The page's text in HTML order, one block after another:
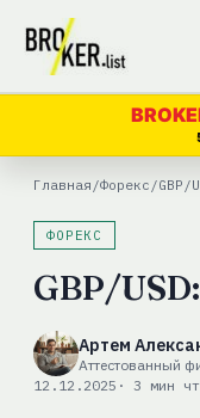
Перейти
содержимому
Главная /Форекс /
ФОРЕКС
GBP/
Артем
Аттестованный
12.12.2025 · 3 мин